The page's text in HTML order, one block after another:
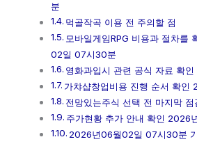
분
먹골작곡 이용 전 주의할 점
모바일게임RPG 비용과 절차를
02일 07시30분
영화과입시 관련 공식 자료 확인
가챠샵창업비용 진행 순서 확
전망있는주식 선택 전 마지막 점
주가현황 추가 안내 확인
2026년06월02일 07시30분